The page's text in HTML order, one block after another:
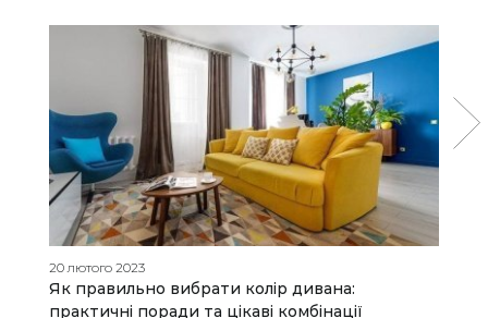
20 лютого 2023
Як правильно вибрати колір дивана:
практичні поради та цікаві комбінації